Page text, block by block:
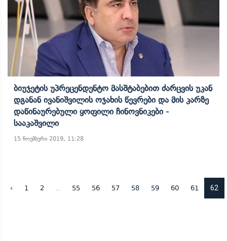
Ბიუჯეტის Უპრეცენდენტო Მასშტაბებით Ძარცვის Უკან
Დგანან Ივანიშვილის Ოჯახის Წევრები Და Მის Კარზე
Დაწინაურებული Ყოფილი Ჩინოვნიკები -
Სააკაშვილი
15 ნოემბერი 2019, 11:28
‹ 1 2 55 56 57 58 59 60 61 62